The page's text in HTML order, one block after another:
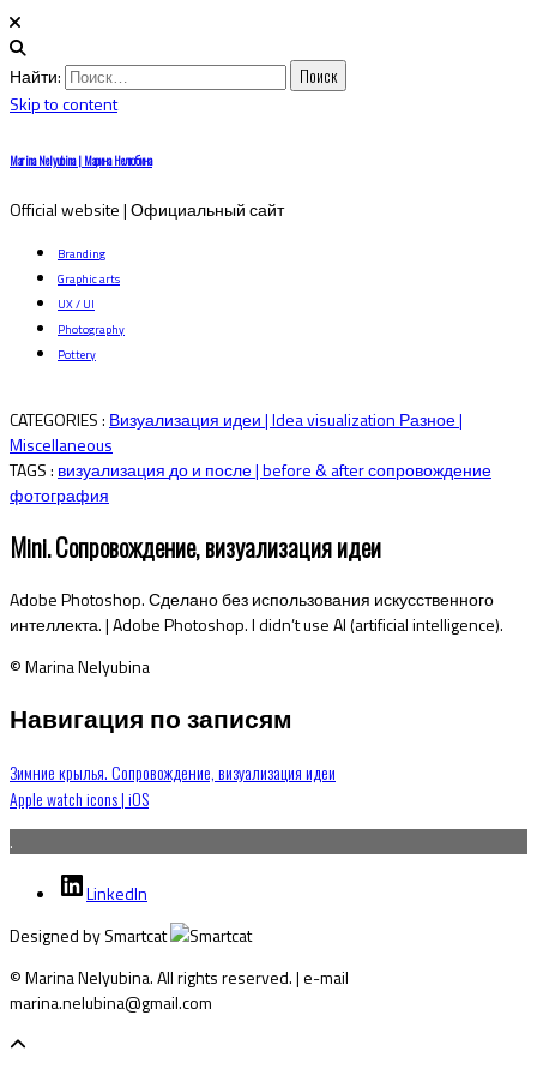
Найти:
Skip to content
Marina Nelyubina | Марина Нелюбина
Official website | Официальный сайт
Branding
Graphic arts
UX / UI
Photography
Pottery
CATEGORIES : Визуализация идеи | Idea visualization Разное |
Miscellaneous
TAGS : визуализациядо и после | before & afterсопровождение
фотография
Mini. Сопровождение, визуализация идеи
Adobe Photoshop.Сделано без использования искусственного
интеллекта.| Adobe Photoshop. I didn’t use AI (artificial intelligence).
© Marina Nelyubina
Навигация по записям
Зимние крылья. Сопровождение, визуализация идеи
Apple watch icons | iOS
.
LinkedIn
Designed by Smartcat
© Marina Nelyubina. All rights reserved. | e-mail
marina.nelubina@gmail.com